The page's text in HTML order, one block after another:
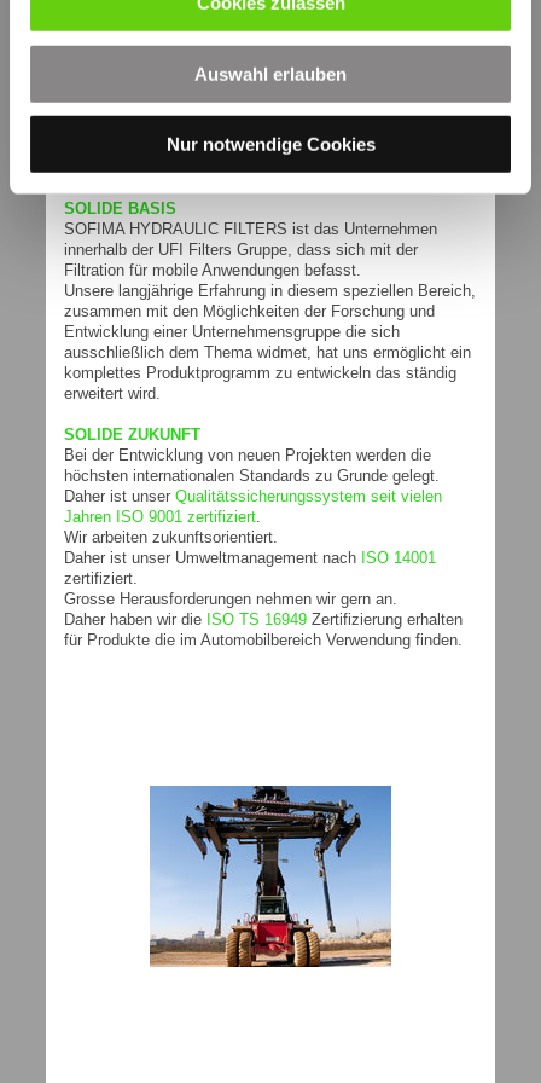
Auswahl erlauben
Nur notwendige Cookies
Verfahren zur Prüfung der Endscheibenbelastung
Nachweis der Durchfluss-Ermüdungseigenschaften
ISO 3968:
Multipass Test
SOLIDE BASIS
SOFIMA HYDRAULIC FILTERS ist das Unternehmen
innerhalb der UFI Filters Gruppe, dass sich mit der
Filtration für mobile Anwendungen befasst.
Unsere langjährige Erfahrung in diesem speziellen Bereich,
zusammen mit den Möglichkeiten der Forschung und
Entwicklung einer Unternehmensgruppe die sich
ausschließlich dem Thema widmet, hat uns ermöglicht ein
komplettes Produktprogramm zu entwickeln das ständig
erweitert wird.
SOLIDE ZUKUNFT
Bei der Entwicklung von neuen Projekten werden die
höchsten internationalen Standards zu Grunde gelegt.
Daher ist unser Qualitätssicherungssystem seit vielen
Jahren ISO 9001 zertifiziert.
Wir arbeiten zukunftsorientiert.
Daher ist unser Umweltmanagement nach ISO 14001
zertifiziert.
Grosse Herausforderungen nehmen wir gern an.
Daher haben wir die ISO TS 16949 Zertifizierung erhalten
für Produkte die im Automobilbereich Verwendung finden.